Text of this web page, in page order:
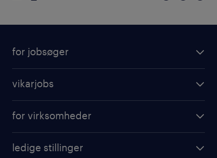
for jobsøger
vikarjobs
for virksomheder
ledige stillinger